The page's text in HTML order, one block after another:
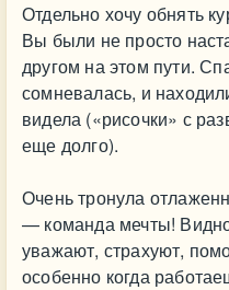
Отдельно хочу обнять
Вы были не просто
другом на этом пути.
сомневалась, и
видела («рисочки» с
еще долго).
Очень тронула
— команда мечты!
уважают, страхуют,
особенно когда